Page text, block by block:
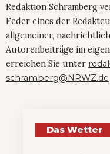
Redaktion Schramberg
Feder eines der
allgemeiner,
Autorenbeiträge im
erreichen Sie unter
schramberg@NRWZ.de
Das Wetter